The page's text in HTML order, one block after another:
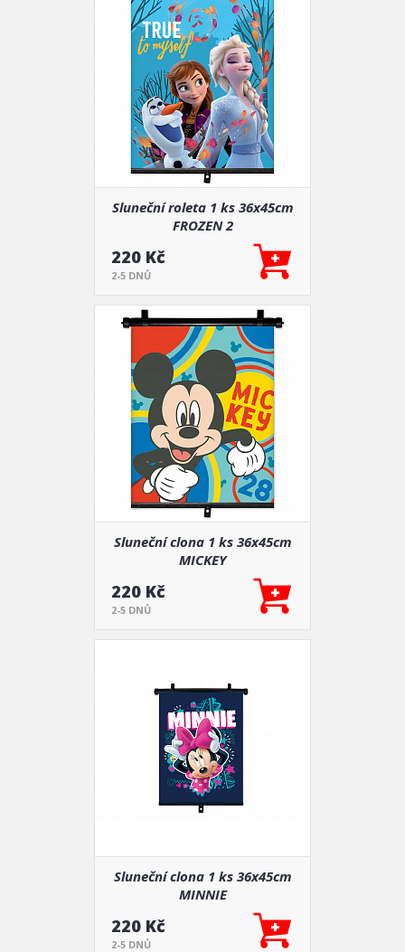
Sluneční roleta 1 ks 36x45cm
FROZEN 2
220 Kč
2-5 DNŮ
Sluneční clona 1 ks 36x45cm
MICKEY
220 Kč
2-5 DNŮ
Sluneční clona 1 ks 36x45cm
MINNIE
220 Kč
2-5 DNŮ